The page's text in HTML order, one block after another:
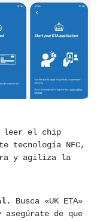
leer el chip
tecnología NFC,
y agiliza la
Busca «UK ETA»
de que